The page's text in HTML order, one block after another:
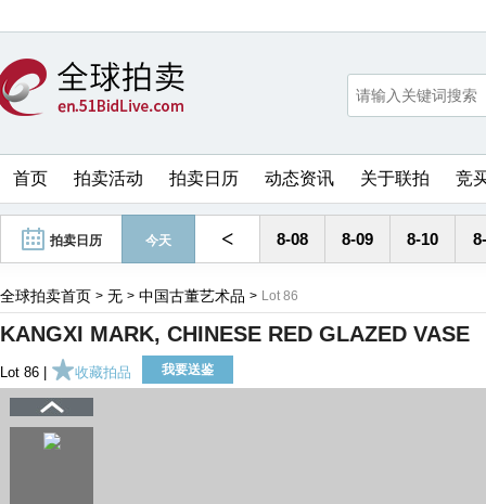
首页 拍卖活动 拍卖日历 动态资讯 关于联拍 竞
拍卖日历 今天 < 8-08 8-09 8-10
全球拍卖首页 > 无 > 中国古董艺术品 > Lot 86
KANGXI MARK, CHINESE RED GLAZED VASE
Lot 86 | 收藏拍品 我要送鉴